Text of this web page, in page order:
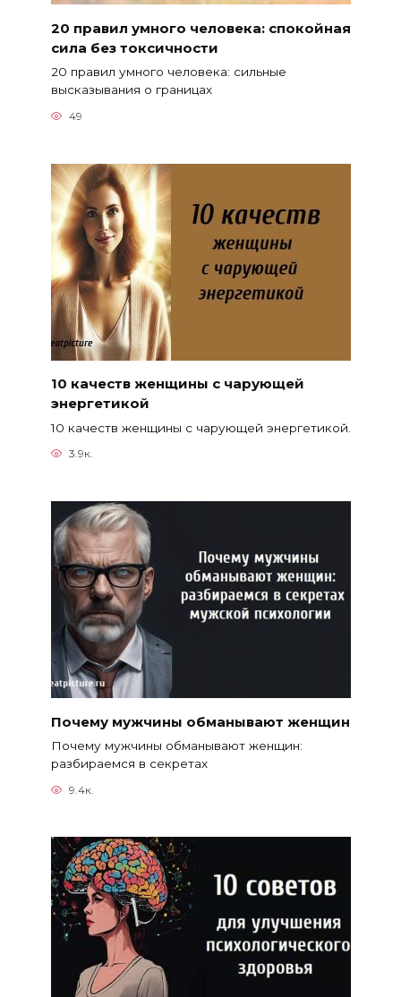
20 правил умного человека: спокойная
сила без токсичности
20 правил умного человека: сильные
высказывания о границах
49
10 качеств женщины с чарующей
энергетикой
10 качеств женщины с чарующей энергетикой.
3.9к.
Почему мужчины обманывают женщин
Почему мужчины обманывают женщин:
разбираемся в секретах
9.4к.